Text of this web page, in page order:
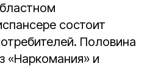
состоит
Половина
«Наркомания» и